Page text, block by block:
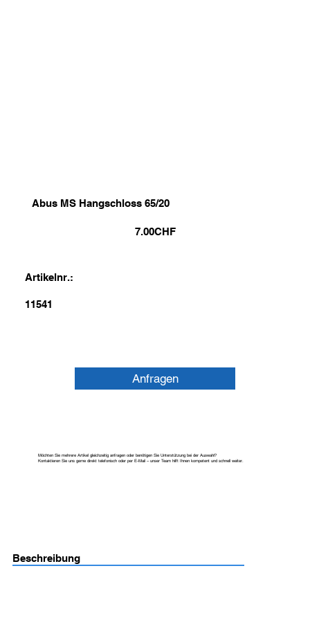
Abus MS Hangschloss 65/20
7.00CHF
Artikelnr.:
11541
Anfragen
Möchten Sie mehrere Artikel gleichzeitig anfragen oder benötigen Sie Unterstützung bei der Auswahl?
Kontaktieren Sie uns gerne direkt telefonisch oder per E-Mail – unser Team hilft Ihnen kompetent und schnell weiter.
Beschreibung